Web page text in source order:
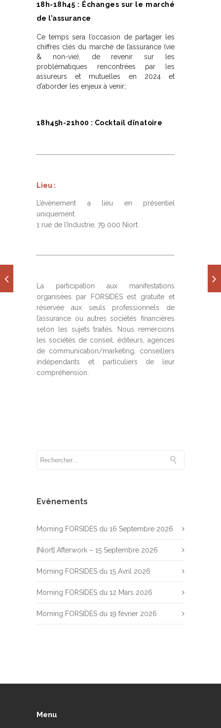
18h-18h45 : Échanges sur le marché
de l’assurance
Ce temps sera l’occasion de partager les
chiffres clés du marché de l’assurance (vie
& non-vie), de revenir sur les
problématiques rencontrées par les
assureurs et mutuelles en 2024 et
d’aborder les enjeux à venir;
18h45h-21h00 : Cocktail dînatoire
Lieu :
L’évènement a lieu en présentiel
uniquement.
1 rue de l’Industrie, 79 000 Niort.
La participation aux manifestations
organisées par FORSIDES est gratuite et
réservée aux seuls professionnels de
l’assurance ou autres sociétés financières
selon les sujets traités. Nous remercions
les sociétés de conseil, éditeurs, agences
de communication/marketing, conseillers
indépendants et particuliers de leur
compréhension.
Evènements
Morning FORSIDES du 16 Septembre 2026
[Niort] Afterwork – 15 Septembre 2026
Morning FORSIDES du 15 Avril 2026
Morning FORSIDES du 12 Mars 2026
Morning FORSIDES du 19 février 2026
Menu